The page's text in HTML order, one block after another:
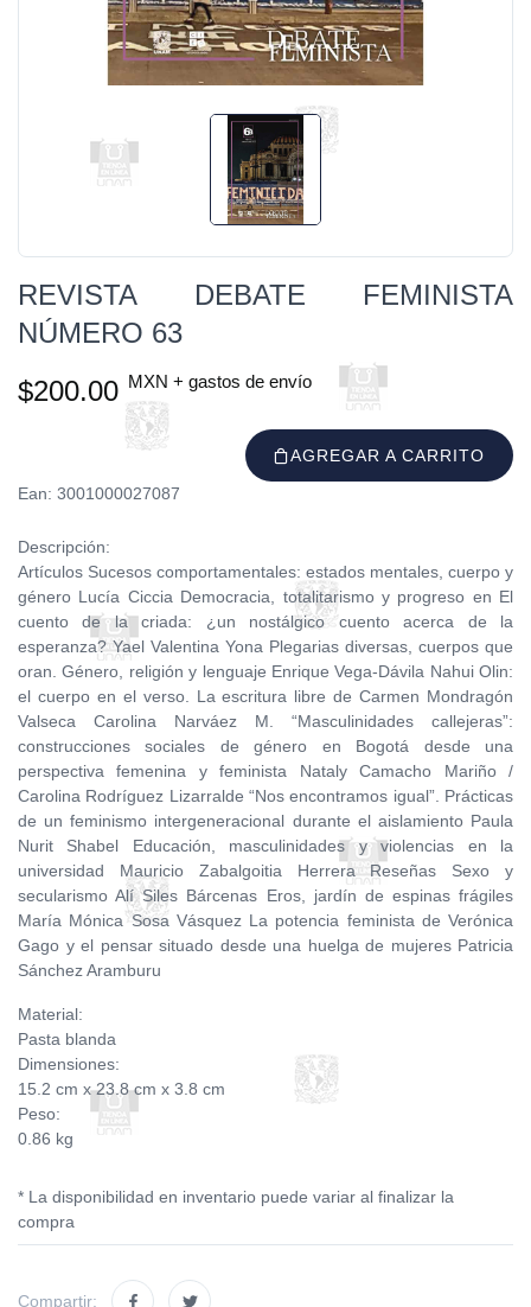
REVISTA DEBATE FEMINISTA
NÚMERO 63
$200.00 MXN + gastos de envío
AGREGAR A CARRITO
Ean: 3001000027087
Descripción:
Artículos Sucesos comportamentales: estados mentales, cuerpo y
género Lucía Ciccia Democracia, totalitarismo y progreso en El
cuento de la criada: ¿un nostálgico cuento acerca de la
esperanza? Yael Valentina Yona Plegarias diversas, cuerpos que
oran. Género, religión y lenguaje Enrique Vega-Dávila Nahui Olin:
el cuerpo en el verso. La escritura libre de Carmen Mondragón
Valseca Carolina Narváez M. “Masculinidades callejeras”:
construcciones sociales de género en Bogotá desde una
perspectiva femenina y feminista Nataly Camacho Mariño /
Carolina Rodríguez Lizarralde “Nos encontramos igual”. Prácticas
de un feminismo intergeneracional durante el aislamiento Paula
Nurit Shabel Educación, masculinidades y violencias en la
universidad Mauricio Zabalgoitia Herrera Reseñas Sexo y
secularismo Alí Siles Bárcenas Eros, jardín de espinas frágiles
María Mónica Sosa Vásquez La potencia feminista de Verónica
Gago y el pensar situado desde una huelga de mujeres Patricia
Sánchez Aramburu
Material:
Pasta blanda
Dimensiones:
15.2 cm x 23.8 cm x 3.8 cm
Peso:
0.86 kg
* La disponibilidad en inventario puede variar al finalizar la
compra
Compartir: